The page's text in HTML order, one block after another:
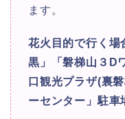
ます。
花火目的で行く場
黒」「磐梯山３D
口観光プラザ(裏
ーセンター」駐車